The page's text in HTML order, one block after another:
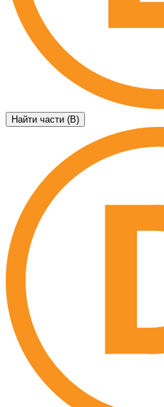
Найти части (B)